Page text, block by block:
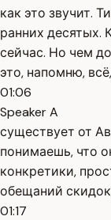
как это звучит.
ранних десятых.
сейчас. Но чем
это, напомню,
01:06
Speaker A
существует от
понимаешь, что
конкретики,
обещаний
01:17